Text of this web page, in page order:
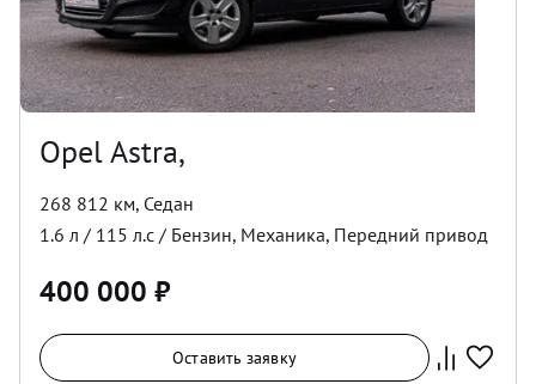
Opel Astra,
268 812 км, Седан
1.6 л / 115 л.с / Бензин, Механика, Передний привод
400 000 ₽
Оставить заявку